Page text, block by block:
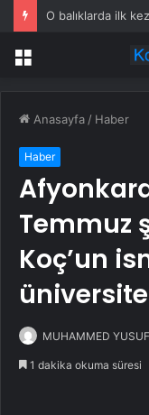
Menü
Anasayfa / Haber
Haber
Temmuz
Koç’un
MUHAMMED
1 dakika okuma süresi